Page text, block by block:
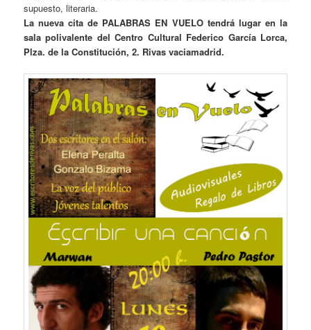
supuesto, literaria.
La nueva cita de PALABRAS EN VUELO tendrá lugar en la
sala polivalente del Centro Cultural Federico García Lorca,
Plza. de la Constitución, 2. Rivas vaciamadrid.